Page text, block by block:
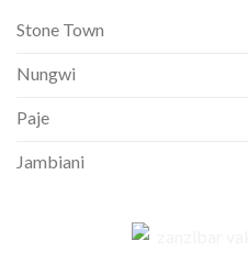
Stone Town
Nungwi
Paje
Jambiani